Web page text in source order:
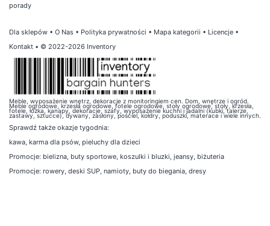
porady
Dla sklepów • O Nas • Polityka prywatności • Mapa kategorii • Licencje •
Kontakt • © 2022-2026 Inventory
Meble, wyposażenie wnętrz, dekoracje z monitoringiem cen. Dom, wnętrze i ogród.
Meble ogrodowe, krzesła ogrodowe, fotele ogrodowe, stoły ogrodowe, stoły, krzesła,
fotele, łóżka, kanapy, dekoracje, szafy, wyposażenie kuchni i jadalni (kubki, talerze,
zastawy, sztućce), dywany, zasłony, pościel, kołdry, poduszki, materace i wiele innych.
Sprawdź także okazje tygodnia:
kawa, karma dla psów, pieluchy dla dzieci
Promocje: bielizna, buty sportowe, koszulki i bluzki, jeansy, biżuteria
Promocje: rowery, deski SUP, namioty, buty do biegania, dresy